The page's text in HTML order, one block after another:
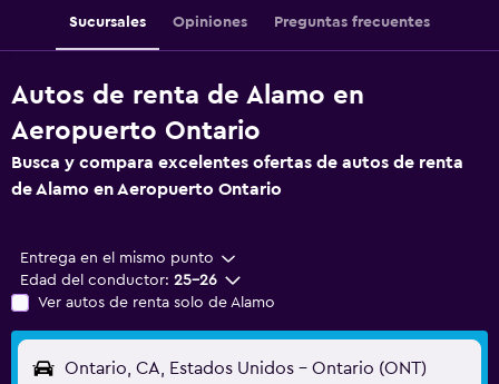
Sucursales Opiniones Preguntas frecuentes
Autos de renta de Alamo en
Aeropuerto Ontario
Busca y compara excelentes ofertas de autos de renta
de Alamo en Aeropuerto Ontario
Entrega en el mismo punto
Edad del conductor: 25-26
Ver autos de renta solo de Alamo
Ontario, CA, Estados Unidos - Ontario (ONT)